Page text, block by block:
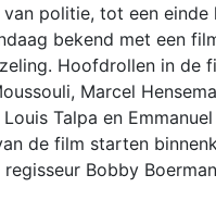
politie, tot een einde
bekend met een
Hoofdrollen in de
Marcel
Talpa en
de film starten
Bobby